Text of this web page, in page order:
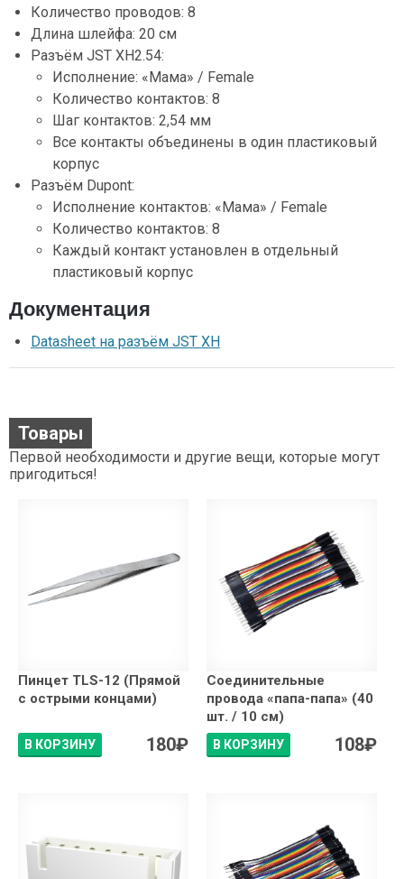
Количество проводов: 8
Длина шлейфа: 20 см
Разъём JST XH2.54:
Исполнение: «Мама» / Female
Количество контактов: 8
Шаг контактов: 2,54 мм
Все контакты объединены в один пластиковый
корпус
Разъём Dupont:
Исполнение контактов: «Мама» / Female
Количество контактов: 8
Каждый контакт установлен в отдельный
пластиковый корпус
Документация
Datasheet на разъём JST XH
Товары
Первой необходимости и другие вещи, которые могут
пригодиться!
Пинцет TLS-12 (Прямой
с острыми концами)
В КОРЗИНУ 180₽
Соединительные
провода «папа-папа» (40
шт. / 10 см)
В КОРЗИНУ 108₽